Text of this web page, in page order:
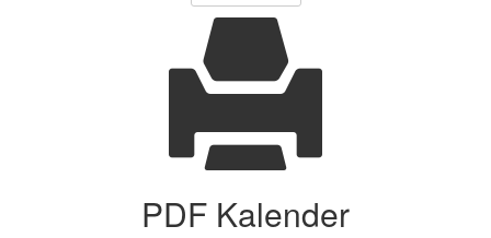
PDF Kalender